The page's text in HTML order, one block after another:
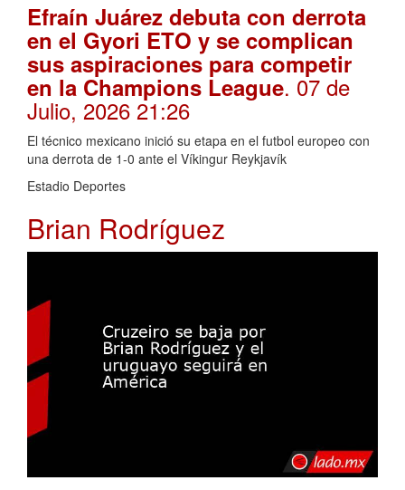
Efraín Juárez debuta con derrota
en el Gyori ETO y se complican
sus aspiraciones para competir
en la Champions League. 07 de
Julio, 2026 21:26
El técnico mexicano inició su etapa en el futbol europeo con
una derrota de 1-0 ante el Víkingur Reykjavík
Estadio Deportes
Brian Rodríguez